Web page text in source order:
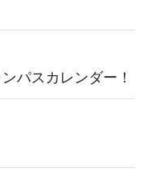
パスカレンダー！